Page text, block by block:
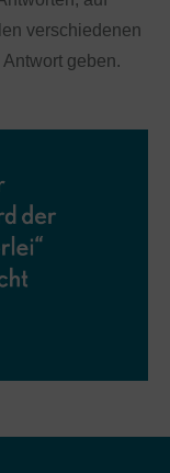
verschiedenen
geben.